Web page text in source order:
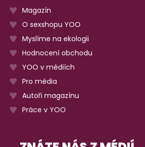
Magazín
O sexshopu YOO
Myslíme na ekologii
Hodnocení obchodu
YOO v médiích
Pro média
Autoři magazínu
Práce v YOO